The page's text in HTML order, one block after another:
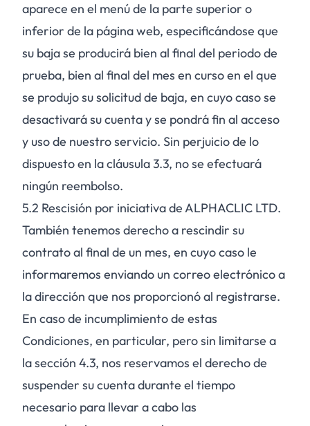
aparece en el menú de la parte superior o
inferior de la página web, especificándose que
su baja se producirá bien al final del periodo de
prueba, bien al final del mes en curso en el que
se produjo su solicitud de baja, en cuyo caso se
desactivará su cuenta y se pondrá fin al acceso
y uso de nuestro servicio. Sin perjuicio de lo
dispuesto en la cláusula 3.3, no se efectuará
ningún reembolso.
5.2 Rescisión por iniciativa de ALPHACLIC LTD.
También tenemos derecho a rescindir su
contrato al final de un mes, en cuyo caso le
informaremos enviando un correo electrónico a
la dirección que nos proporcionó al registrarse.
En caso de incumplimiento de estas
Condiciones, en particular, pero sin limitarse a
la sección 4.3, nos reservamos el derecho de
suspender su cuenta durante el tiempo
necesario para llevar a cabo las